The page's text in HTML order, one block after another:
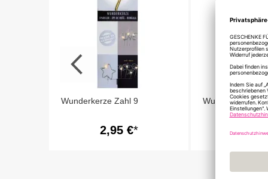
Wunderkerze Zahl 9
2,95 €
Wunderkerze
2,95